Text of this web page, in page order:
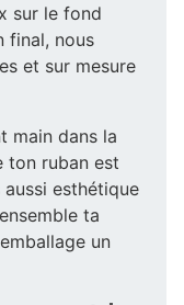
sur le fond
final, nous
et sur mesure
main dans la
ton ruban est
esthétique
ta
un